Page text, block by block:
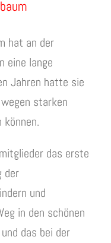
hat an der
eine lange
Jahren hatte sie
starken
das erste
der
und
in den schönen
das bei der